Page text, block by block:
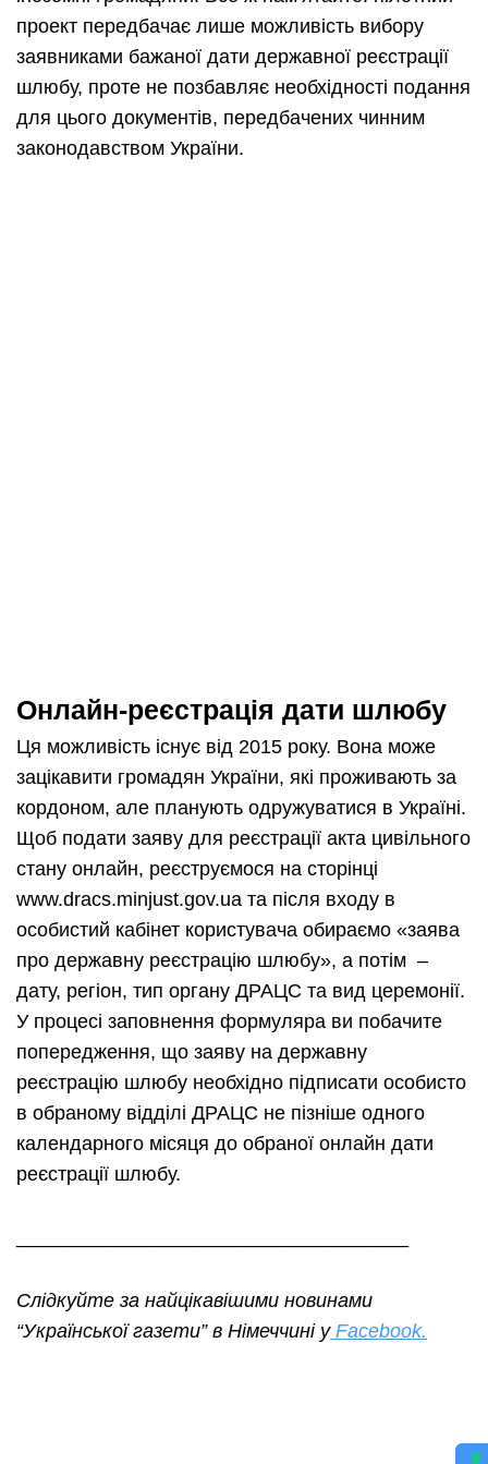
проект передбачає лише можливість вибору
заявниками бажаної дати державної реєстрації
шлюбу, проте не позбавляє необхідності подання
для цього документів, передбачених чинним
законодавством України.
Онлайн-реєстрація дати шлюбу
Ця можливість існує від 2015 року. Вона може
зацікавити громадян України, які проживають за
кордоном, але планують одружуватися в Україні.
Щоб подати заяву для реєстрації акта цивільного
стану онлайн, реєструємося на сторінці
www.dracs.minjust.gov.ua та після входу в
особистий кабінет користувача обираємо «заява
про державну реєстрацію шлюбу», а потім –
дату, регіон, тип органу ДРАЦС та вид церемонії.
У процесі заповнення формуляра ви побачите
попередження, що заяву на державну
реєстрацію шлюбу необхідно підписати особисто
в обраному відділі ДРАЦС не пізніше одного
календарного місяця до обраної онлайн дати
реєстрації шлюбу.
Слідкуйте за найцікавішими новинами
“Української газети” в Німеччині уFacebook.